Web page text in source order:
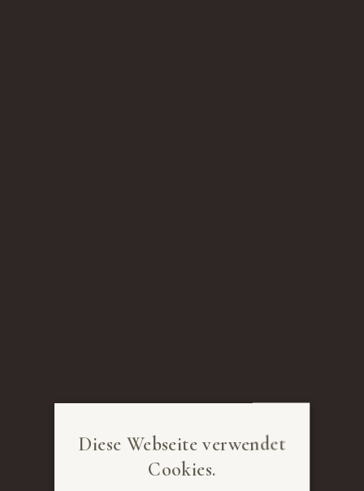
Diese Webseite verwendet
Cookies.